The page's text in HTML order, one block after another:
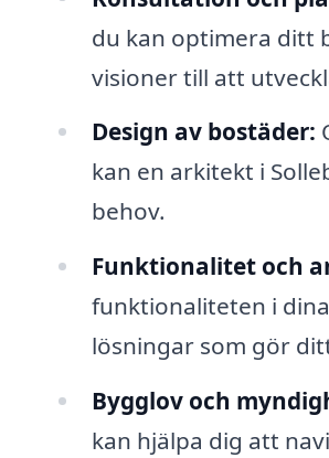
du kan optimera ditt
visioner till att
Design av bostäder:
kan en arkitekt i
behov.
Funktionalitet och
funktionaliteten i
lösningar som gör
Bygglov och
kan hjälpa dig att